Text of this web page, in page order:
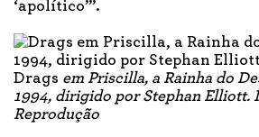
‘apolítico’”.
Drags em Priscilla, a Rainha do
1994, dirigido por Stephan Elliott.
Reprodução